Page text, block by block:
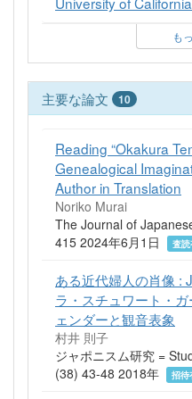
も
主要な論文 10
Reading “Okakura
Genealogical
Author in Translation
Noriko Murai
The Journal of
415 2024年6月1日
査読
ある近代婦人の肖像 :
ラ・スチュワート・
ェンダーと観音表象
村井 則子
ジャポニスム研究 =
(38) 43-48 2018年
招待